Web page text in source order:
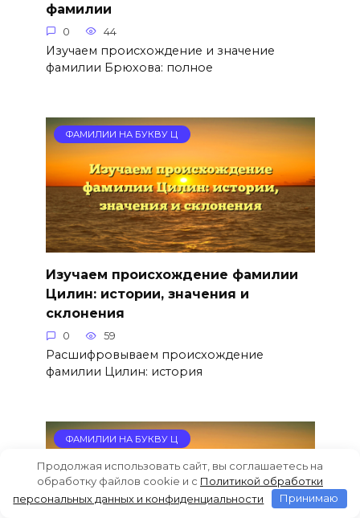
фамилии
0 44
Изучаем происхождение и значение
фамилии Брюхова: полное
ФАМИЛИИ НА БУКВУ Ц
Изучаем происхождение фамилии
Цилин: истории, значения и
склонения
0 59
Расшифровываем происхождение
фамилии Цилин: история
ФАМИЛИИ НА БУКВУ Ц
Продолжая использовать сайт, вы соглашаетесь на
обработку файлов cookie и c Политикой обработки
персональных данных и конфиденциальности
Принимаю